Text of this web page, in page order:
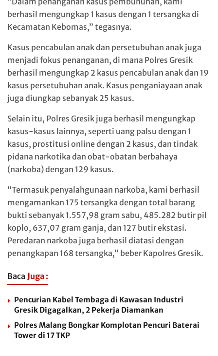
berhasil mengungkap 1 kasus dengan 1 tersangka di
Kecamatan Kebomas,” tegasnya.
Kasus pencabulan anak dan persetubuhan anak juga
menjadi fokus penanganan, di mana Polres Gresik
berhasil mengungkap 2 kasus pencabulan anak dan 19
kasus persetubuhan anak. Kasus penganiayaan anak
juga diungkap sebanyak 25 kasus.
Selain itu, Polres Gresik juga berhasil mengungkap
kasus-kasus lainnya, seperti uang palsu dengan 1
kasus, prostitusi online dengan 2 kasus, dan tindak
pidana narkotika dan obat-obatan berbahaya
(narkoba) dengan 129 kasus.
“Termasuk penyalahgunaan narkoba, kami berhasil
mengamankan 175 tersangka dengan total barang
bukti sebanyak 1.557,98 gram sabu, 485.282 butir pil
koplo, 637,07 gram ganja, dan 127 butir ekstasi.
Peredaran narkoba juga berhasil diatasi dengan
penangkapan 168 tersangka,” beber Kapolres Gresik.
Baca Juga :
Pencurian Kabel Tembaga di Kawasan Industri
Gresik Digagalkan, 2 Pekerja Diamankan
Polres Malang Bongkar Komplotan Pencuri Baterai
Tower di 17 TKP